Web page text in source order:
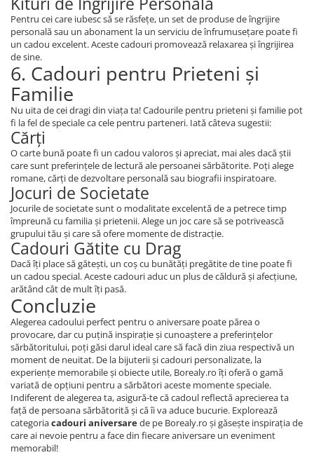
Pentru cei care iubesc să se răsfețe, un set de produse de îngrijire
personală sau un abonament la un serviciu de înfrumusețare poate fi
un cadou excelent. Aceste cadouri promovează relaxarea și îngrijirea
de sine.
6. Cadouri pentru Prieteni și
Familie
Nu uita de cei dragi din viața ta! Cadourile pentru prieteni și familie pot
fi la fel de speciale ca cele pentru parteneri. Iată câteva sugestii:
Cărți
O carte bună poate fi un cadou valoros și apreciat, mai ales dacă știi
care sunt preferințele de lectură ale persoanei sărbătorite. Poți alege
romane, cărți de dezvoltare personală sau biografii inspiratoare.
Jocuri de Societate
Jocurile de societate sunt o modalitate excelentă de a petrece timp
împreună cu familia și prietenii. Alege un joc care să se potrivească
grupului tău și care să ofere momente de distracție.
Cadouri Gătite cu Drag
Dacă îți place să gătești, un coș cu bunătăți pregătite de tine poate fi
un cadou special. Aceste cadouri aduc un plus de căldură și afecțiune,
arătând cât de mult îți pasă.
Concluzie
Alegerea cadoului perfect pentru o aniversare poate părea o
provocare, dar cu puțină inspirație și cunoaștere a preferințelor
sărbătoritului, poți găsi darul ideal care să facă din ziua respectivă un
moment de neuitat. De la bijuterii și cadouri personalizate, la
experiențe memorabile și obiecte utile, Borealy.ro îți oferă o gamă
variată de opțiuni pentru a sărbători aceste momente speciale.
Indiferent de alegerea ta, asigură-te că cadoul reflectă aprecierea ta
față de persoana sărbătorită și că îi va aduce bucurie. Explorează
categoriacadouri aniversarede pe Borealy.ro și găsește inspirația de
care ai nevoie pentru a face din fiecare aniversare un eveniment
memorabil!